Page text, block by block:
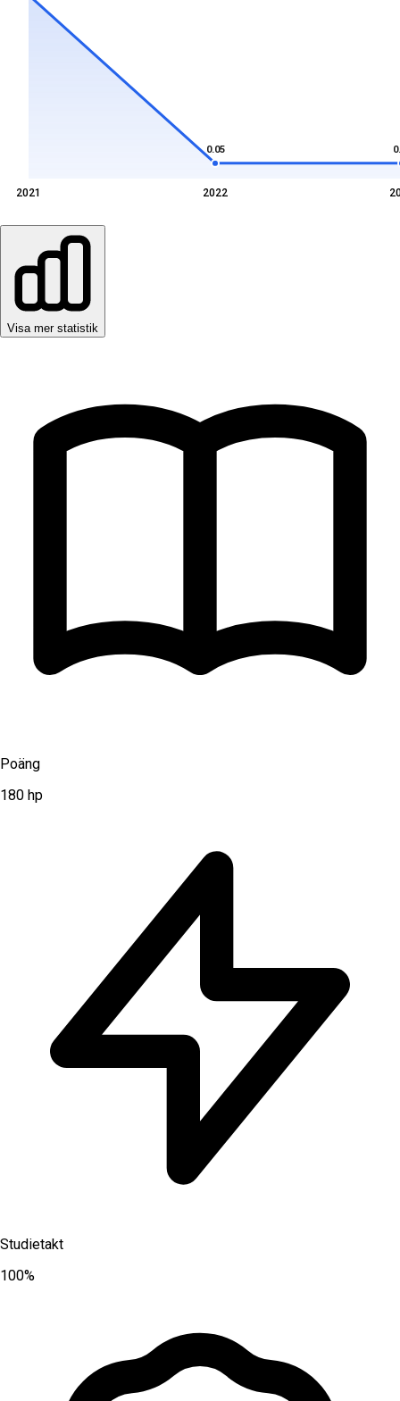
0.05
2021 2022
Visa mer statistik
Poäng
180 hp
Studietakt
100%